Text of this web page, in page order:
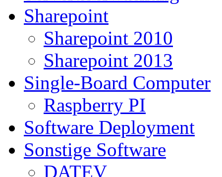
Sharepoint
Sharepoint 2010
Sharepoint 2013
Single-Board Computer
Raspberry PI
Software Deployment
Sonstige Software
DATEV